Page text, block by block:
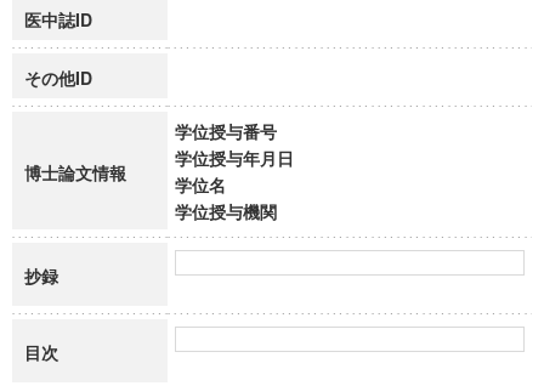
医中誌ID
その他ID
博士論文情報
学位授与番号
学位授与年月日
学位名
学位授与機関
抄録
目次